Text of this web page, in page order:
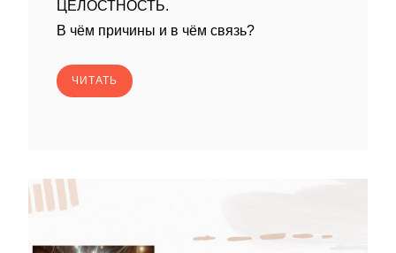
ЦЕЛОСТНОСТЬ.
В чём причины и в чём связь?
ЧИТАТЬ